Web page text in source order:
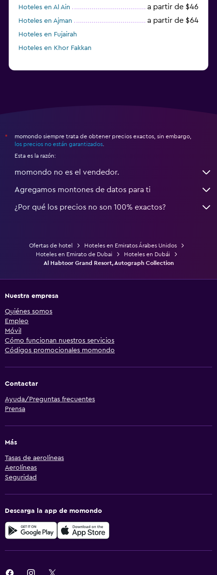
Hoteles en Al Ain a partir de $46
Hoteles en Ajman a partir de $64
Hoteles en Fujairah
Hoteles en Khor Fakkan
*
momondo siempre trata de obtener precios exactos, sin embargo,
los precios no están garantizados
Esta es la razón:
momondo no es el vendedor.
Agregamos montones de datos para ti
¿Por qué los precios no son 100% exactos?
Ofertas de hotel
Hoteles en Emiratos Árabes Unidos
Hoteles en Emirato de Dubai
Hoteles en Dubái
Al Habtoor Grand Resort, Autograph Collection
Nuestra empresa
Quiénes somos
Empleo
Móvil
Cómo funcionan nuestros servicios
Códigos promocionales momondo
Contactar
Ayuda/Preguntas frecuentes
Prensa
Más
Tasas de aerolíneas
Aerolíneas
Seguridad
Descarga la app de momondo